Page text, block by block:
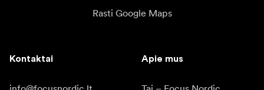
Rasti Google Maps
Kontaktai Apie mus